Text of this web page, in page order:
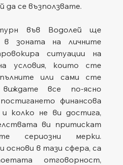
да се възползвате.
във Водолей ще
в зоната на личните
ситуации на
условия, които сте
или сами сте
все по-ясно
финансова
колко не ви достига,
ви притискат
сериозни мерки.
основи в тази сфера, са
отговорност,